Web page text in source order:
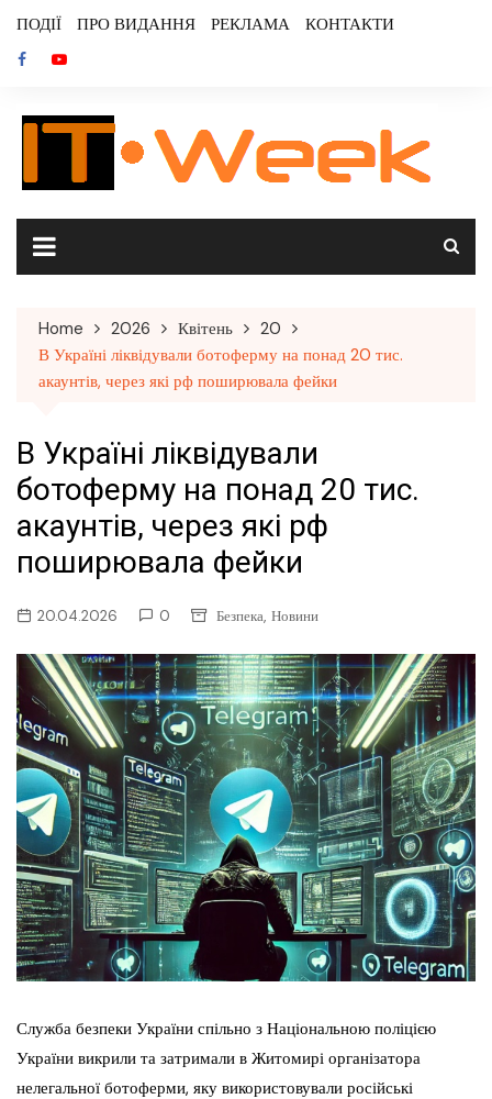
content
ПОДІЇ ПРО ВИДАННЯ РЕКЛАМА КОНТАКТИ
Home 2026 Квітень
20
В Україні ліквідували ботоферму на понад 20 тис.
акаунтів, через які рф поширювала фейки
В Україні ліквідували
ботоферму на понад 20 тис.
акаунтів, через які рф
поширювала фейки
20.04.2026 0 Безпека, Новини
Служба безпеки України спільно з Національною поліцією
України викрили та затримали в Житомирі організатора
нелегальної ботоферми, яку використовували російські